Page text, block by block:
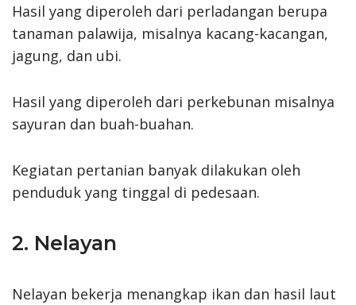
Hasil yang diperoleh dari perladangan berupa
tanaman palawija, misalnya kacang-kacangan,
jagung, dan ubi.
Hasil yang diperoleh dari perkebunan misalnya
sayuran dan buah-buahan.
Kegiatan pertanian banyak dilakukan oleh
penduduk yang tinggal di pedesaan.
2. Nelayan
Nelayan bekerja menangkap ikan dan hasil laut